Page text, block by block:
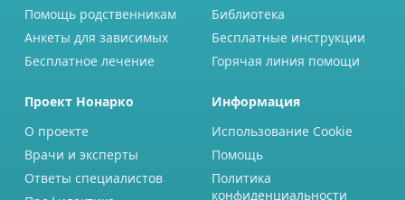
Помощь родственникам
Анкеты для зависимых
Бесплатное лечение
Библиотека
Бесплатные инструкции
Горячая линия помощи
Проект Нонарко
О проекте
Врачи и эксперты
Ответы специалистов
Информация
Использование Cookie
Помощь
Политика
конфиденциальности